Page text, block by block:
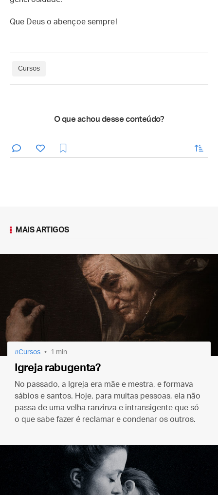
Que Deus o abençoe sempre!
Cursos
O que achou desse conteúdo?
enviar
MAIS ARTIGOS
Cursos 1 min
Igreja rabugenta?
No passado, a Igreja era mãe e mestra, e formava
sábios e santos. Hoje, para muitas pessoas, ela não
passa de uma velha ranzinza e intransigente que só
o que sabe fazer é reclamar e condenar os outros.